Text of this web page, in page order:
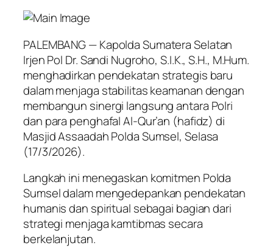
PALEMBANG — Kapolda Sumatera Selatan
Irjen Pol Dr. Sandi Nugroho, S.I.K., S.H., M.Hum.
menghadirkan pendekatan strategis baru
dalam menjaga stabilitas keamanan dengan
membangun sinergi langsung antara Polri
dan para penghafal Al-Qur’an (hafidz) di
Masjid Assaadah Polda Sumsel, Selasa
(17/3/2026).
Langkah ini menegaskan komitmen Polda
Sumsel dalam mengedepankan pendekatan
humanis dan spiritual sebagai bagian dari
strategi menjaga kamtibmas secara
berkelanjutan.